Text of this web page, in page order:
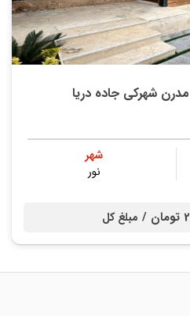
شهرکی جاده دریا
شهر
نور
/ مبلغ کل